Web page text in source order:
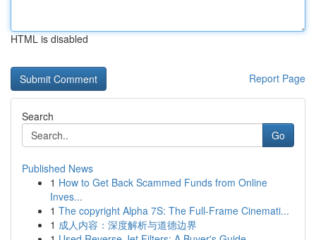
HTML is disabled
Report Page
Search
Go
Published News
1 How to Get Back Scammed Funds from Online
Inves...
1 The copyright Alpha 7S: The Full-Frame Cinemati...
1 成人内容：深度解析与道德边界